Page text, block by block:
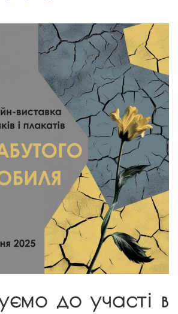
до участі в